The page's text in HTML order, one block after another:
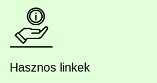
Hasznos linkek